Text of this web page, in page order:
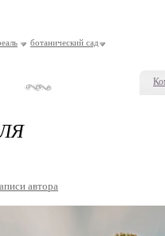
ботанический сад
автора